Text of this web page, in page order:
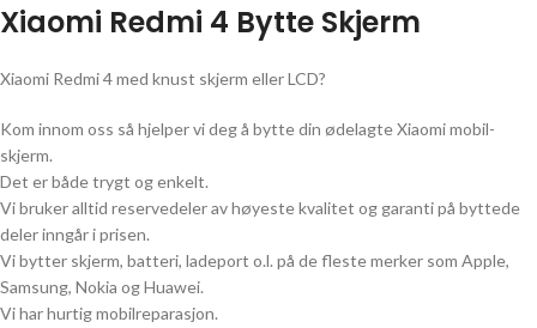
Xiaomi Redmi 4 Bytte Skjerm
Xiaomi Redmi 4med knust skjerm eller LCD?
Kom innom oss så hjelper vi deg å bytte din ødelagteXiaomimobil-
skjerm.
Det er både trygt og enkelt.
Vi bruker alltid reservedeler av høyeste kvalitet og garanti på byttede
deler inngår i prisen.
Vi bytter skjerm, batteri, ladeport o.l. på de fleste merker som Apple,
Samsung, Nokia og Huawei.
Vi har hurtig mobilreparasjon.